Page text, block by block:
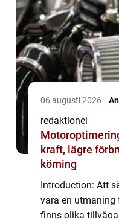
06 augusti 2026
redaktionel
Motoroptimering
kraft, lägre
körning
Introduction: Att
vara en utmaning
finns olika